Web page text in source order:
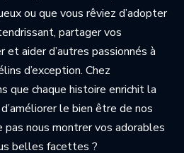
ou que vous rêviez d’adopter
partager vos
et aider d’autres passionnés à
d’exception. Chez
que chaque histoire enrichit la
le bien être de nos
pas nous montrer vos adorables
belles facettes ?